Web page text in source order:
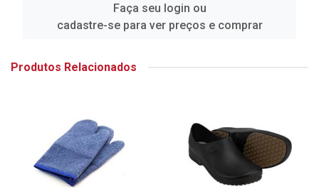
Faça seu login ou
cadastre-se para ver preços e comprar
Produtos Relacionados